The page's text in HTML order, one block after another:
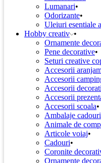
Lumanari
Odorizante
Uleiuri esentiale
Hobby creativ
Ornamente
Pene decorative
Seturi creative
Accesorii
Accesorii
Accesorii
Accesorii
Accesorii scoala
Ambalaje cadouri
Animale de
Articole voiaj
Cadouri
Coronite
Ornamente